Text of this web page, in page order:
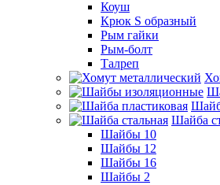
Коуш
Крюк S образный
Рым гайки
Рым-болт
Талреп
Шайба
Шайбы 10
Шайбы 12
Шайбы 16
Шайбы 2